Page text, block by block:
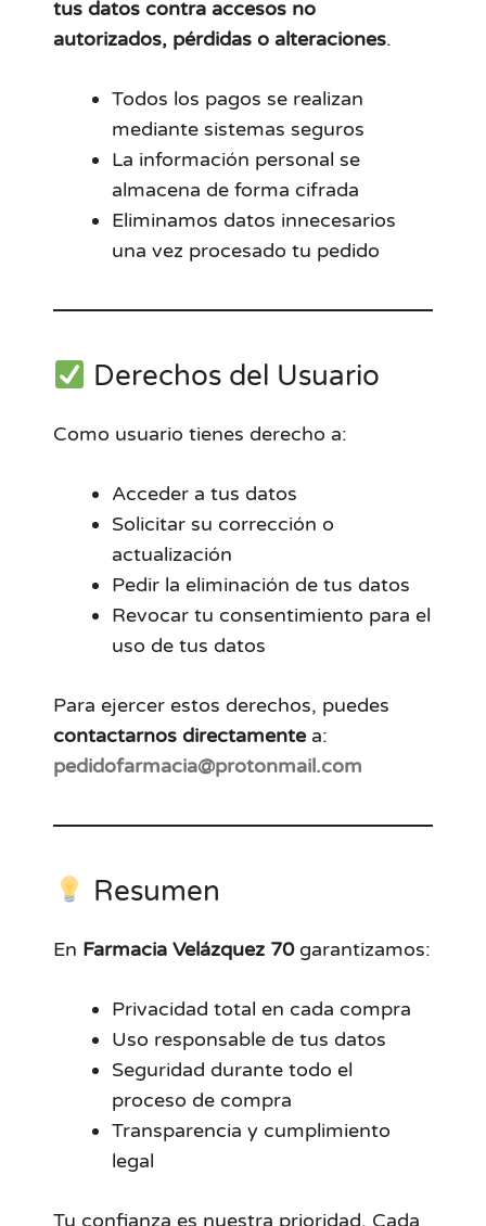
tus datos contra accesos no
autorizados, pérdidas o alteraciones.
Todos los pagos se realizan
mediante sistemas seguros
La información personal se
almacena de forma cifrada
Eliminamos datos innecesarios
una vez procesado tu pedido
Derechos del Usuario
Como usuario tienes derecho a:
Acceder a tus datos
Solicitar su corrección o
actualización
Pedir la eliminación de tus datos
Revocar tu consentimiento para el
uso de tus datos
Para ejercer estos derechos, puedes
contactarnos directamentea:
pedidofarmacia@protonmail.com
Resumen
En Farmacia Velázquez 70garantizamos:
Privacidad total en cada compra
Uso responsable de tus datos
Seguridad durante todo el
proceso de compra
Transparencia y cumplimiento
legal
Tu confianza es nuestra prioridad. Cada